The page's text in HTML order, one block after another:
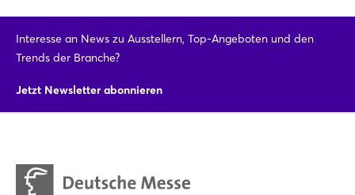
Interesse an News zu Ausstellern, Top-Angeboten und den
Trends der Branche?
Jetzt Newsletter abonnieren
Noch nicht angemeldet?